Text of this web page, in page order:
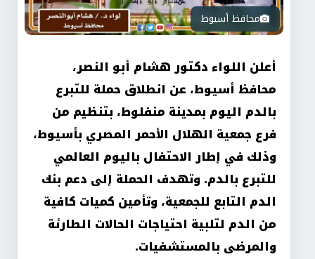
محافظ أسيوط
أعلن اللواء دكتور هشام أبو النصر،
محافظ أسيوط، عن انطلاق حملة للتبرع
بالدم اليوم بمدينة منفلوط، بتنظيم من
فرع جمعية الهلال الأحمر المصري بأسيوط،
وذلك في إطار الاحتفال باليوم العالمي
للتبرع بالدم. وتهدف الحملة إلى دعم بنك
الدم التابع للجمعية، وتأمين كميات كافية
من الدم لتلبية احتياجات الحالات الطارئة
والمرضى بالمستشفيات.